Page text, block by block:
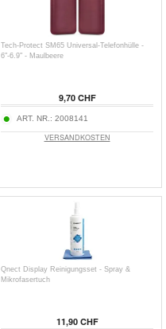
Tech-Protect SM65 Universal-Telefonhülle -
6"-6.9" - Maulbeere
9,70 CHF
ART. NR.: 2008141
VERSANDKOSTEN
Qnect Display Reinigungsset - Spray &
Mikrofasertuch
11,90 CHF